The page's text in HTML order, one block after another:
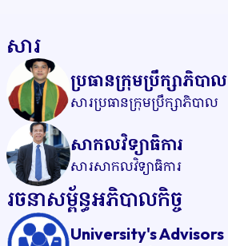
សារ
ប្រធានក្រុមប្រឹក្សាភិបាល
សារប្រធានក្រុមប្រឹក្សាភិបាល
សាកលវិទ្យាធិការ
សារសាកលវិទ្យាធិការ
រចនាសម្ព័ន្ធអភិបាលកិច្ច
University's Advisors